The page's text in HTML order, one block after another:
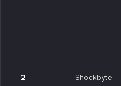
2 Shockbyte